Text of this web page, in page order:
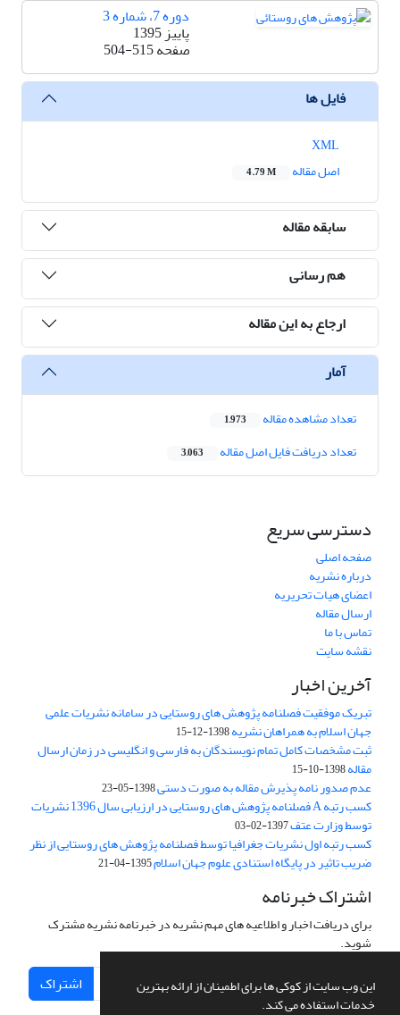
این وب سایت از کوکی ها برای اطمینان از ارائه بهترین
خدمات استفاده می کند.
دوره 7، شماره 3
پاییز 1395
صفحه504-515
فایل ها
اصل مقاله
4.79 M
سابقه مقاله
هم رسانی
ارجاع به این مقاله
آمار
تعداد مشاهده مقاله 1,973
تعداد دریافت فایل اصل مقاله 3,063
دسترسی سریع
صفحه اصلی
درباره نشریه
اعضای هیات تحریریه
ارسال مقاله
تماس با ما
نقشه سایت
آخرین اخبار
تبریک موفقیت فصلنامه پژوهش های روستایی در سامانه نشریات علمی
جهان اسلام به همراهان نشریه1398-12-15
ثبت مشخصات کامل تمام نویسندگان به فارسی و انگلیسی در زمان ارسال
مقاله1398-10-15
عدم صدور نامه پذیرش مقاله به صورت دستی1398-05-23
کسب رتبه A فصلنامه پژوهش های روستایی در ارزیابی سال 1396 نشریات
توسط وزارت عتف1397-02-03
کسب رتبه اول نشریات جغرافیا توسط فصلنامه پژوهش های روستایی از نظر
ضریب تاثیر در پایگاه استنادی علوم جهان اسلام1395-04-21
اشتراک خبرنامه
برای دریافت اخبار و اطلاعیه های مهم نشریه در خبرنامه نشریه مشترک
شوید.
اشتراک